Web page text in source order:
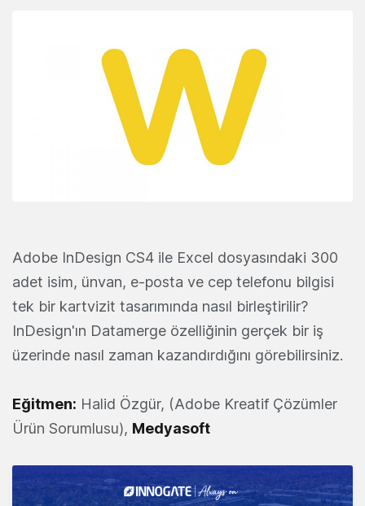
Adobe InDesign CS4 ile Excel dosyasındaki 300
adet isim, ünvan, e-posta ve cep telefonu bilgisi
tek bir kartvizit tasarımında nasıl birleştirilir?
InDesign'ın Datamerge özelliğinin gerçek bir iş
üzerinde nasıl zaman kazandırdığını görebilirsiniz.
Eğitmen: Halid Özgür, (Adobe Kreatif Çözümler
Ürün Sorumlusu), Medyasoft